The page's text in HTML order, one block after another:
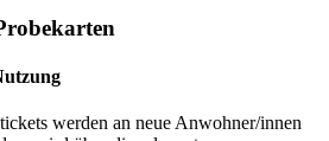
werden an neue Anwohner/innen